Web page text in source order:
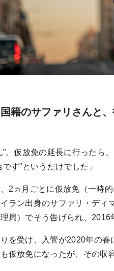
籍のサファリさんと
”。仮放免の延長に行ったら
す”というだけでした」
2ヵ月ごとに仮放免（一時
ラン出身のサファリ・ディ
局）でそう告げられ、2016
を受け、入管が2020年の
仮放免になったが、その収